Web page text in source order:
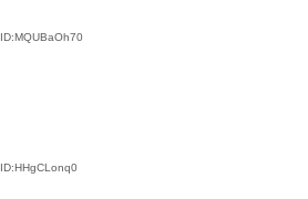
ID:MQUBaOh70
ID:HHgCLonq0